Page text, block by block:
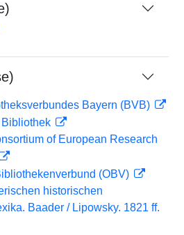
Bayern (BVB)
of European Research
(OBV)
historischen
Baader / Lipowsky. 1821 ff.